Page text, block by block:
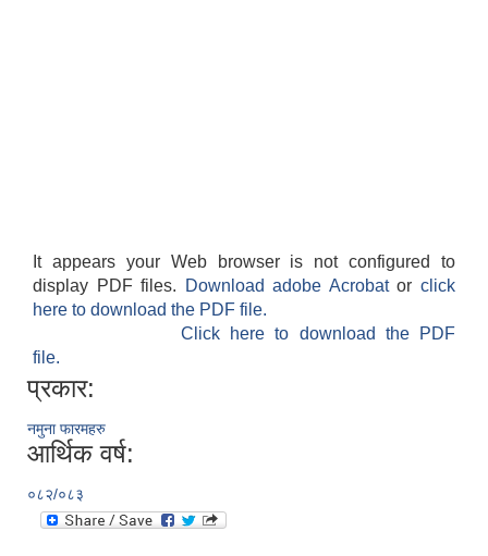
It appears your Web browser is not configured to
display PDF files.
Download adobe Acrobatorclick
here to download the PDF file.
Click here to download the PDF
file.
प्रकार:
नमुना फारमहरु
आर्थिक वर्ष:
०८२/०८३